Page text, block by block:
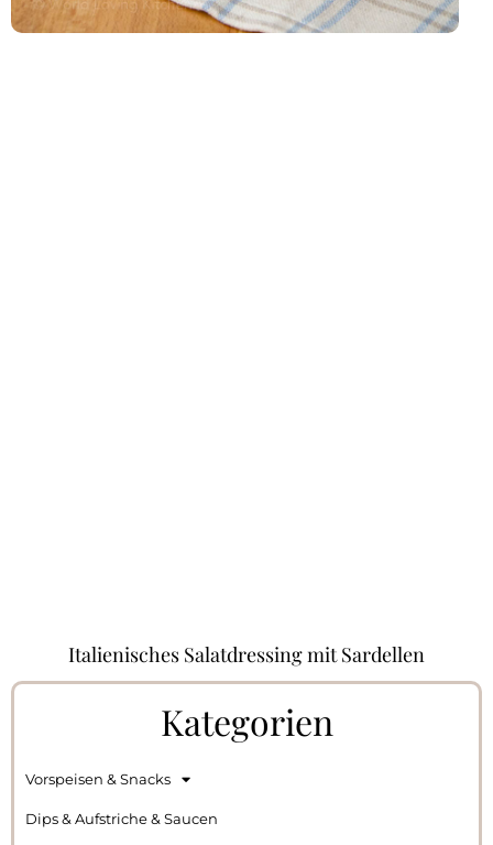
Italienisches Salatdressing mit Sardellen
Kategorien
Vorspeisen & Snacks
Dips & Aufstriche & Saucen